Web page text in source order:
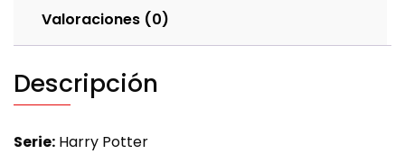
Valoraciones (0)
Descripción
Serie: Harry Potter